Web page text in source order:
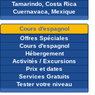
Tamarindo, Costa Rica
Cuernavaca, Mexique
Cours d'espagnol
Offres Spéciales
Cours d'espagnol
Hébergement
Activités / Excursions
Prix et dates
Services Gratuits
Tester votre niveau